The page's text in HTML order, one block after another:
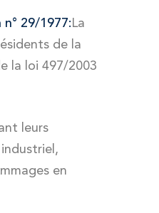
29/1977: La
de la
la loi 497/2003
leurs
en